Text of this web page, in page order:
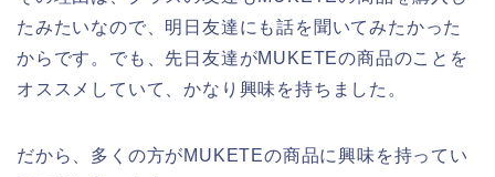
たみたいなので、明日友達にも話を聞いてみたかった
からです。でも、先日友達がMUKETEの商品のことを
オススメしていて、かなり興味を持ちました。
だから、多くの方がMUKETEの商品に興味を持ってい